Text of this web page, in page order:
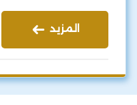
المزيد